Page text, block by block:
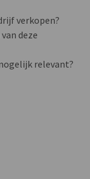
verkopen?
deze
relevant?